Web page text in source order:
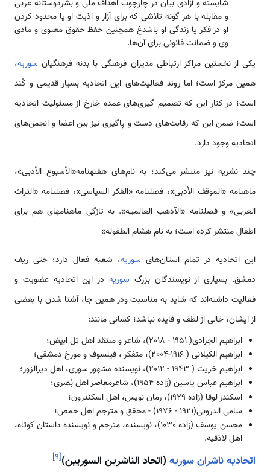
شایسته و آزادی بیان در چارچوب اهداف ملی و بشردوستانه عربی
و مقابله با هر گونه تلاشی که برای آزار و اذیت او یا محدود کردن
او در فکر یا زندگی او باشدغ همچنین حفظ حقوق معنوی و مادی
وی و ضمانت قانونی برای آن‌‌ها.
یکی از نخستین مراکز ارتباطی مدیران فرهنگی با بدنه فرهنگیان سوریه،
همین مرکز ‌‌‌‌است؛ اما روند فعالیت‌‌های این اتحادیه بسیار قدیمی و کُند
‌‌‌‌است؛ در کنار این که تصمیم ­گیری‌‌های عمده خارخ از مسئولیت اتحادیه
‌‌‌‌است؛ ضمن این که رقابت‌‌های دست و پاگیری نیز بین اعضا و انجمن‌‌های
اتحادیه وجود دارد.
چند نشریه نیز منتشر می‌کند؛ به نام­‌‌های هفته­نامه«الأسبوع الأدبی»،
ماهنامه «الموقف الأدبی»، فصلنامه «الفکر السیاسی»، فصلنامه «التراث
العربی» و فصلنامه «الآدهب العالمیـه». به تازگی ماهنامه­ای هم برای
اطفال منتشر کرده ‌‌‌‌است؛ به نام هشام الطفوله»
این اتحادیه در تمام ‌‌‌‌استان‌‌های سوریه، شعبه فعال دارد؛ حتی ریف
دمشق. بسیاری از نویسندگان بزرگ سوریه در این اتحادیه عضویت و
فعالیت داشته­‌‌‌‌‌اند که شاید به مناسبت ودر همین جا، آشنا شدن با بعضی
از ایشان، خالی از لطف و فایده نباشد؛ کسانی مانند:
ابراهیم الجرادی( 1951 - 2018)، شاعر و منتقد اهل تل ابیض؛
ابراهیم الکیلانی ( 1916-2004)، متفکر ، فیلسوف و مورخ دمشقی؛
ابراهیم خریت ( 1943 - 2012)، نویسنده مشهور سوری، اهل دیرالزور؛
ابراهیم عباس یاسین (زاده 1954)، شاعرمعاصر اهل بُصری؛
اسکندر لوقا (زاده 1929)، رمان نویس، اهل اسکندرون؛
سامی الدروبی(1921 - 1976) - محقق و مترجم اهل حمص؛
محسن یوسف (زاده 1030)، نویسنده، مترجم و نویسنده د‌‌‌‌استان کوتاه،
اهل لاذقیه.
اتحادیه ناشران سوریه (اتحاد الناشرین السوریین)[۹]